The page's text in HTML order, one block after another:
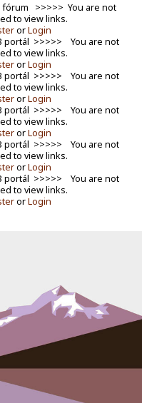
fórum >>>>> You are not
to view links.
orLogin
portál >>>>> You are not
to view links.
orLogin
portál >>>>> You are not
to view links.
orLogin
portál >>>>> You are not
to view links.
orLogin
portál >>>>> You are not
to view links.
orLogin
portál >>>>> You are not
to view links.
orLogin